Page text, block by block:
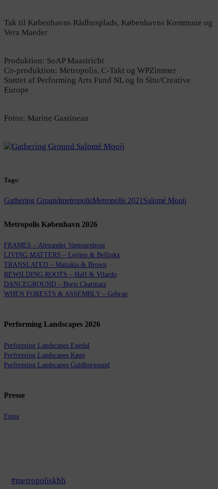
Tak til Københavns Rådhusplads, Københavns Kommune og
Vera Maeder
Produktion: SoAP Maastricht
Co-produktion: Metropolis, C-Takt og WPZimmer
Støttet af Performing Arts Fund NL og In Situ/Creative
Europe
Fotos: Marine Gastineau
Tags:
Gathering GroundmetropolisMetropolis 2021 Salomé Mooij
Metropolis København 2026
FRAMES – Alexander Vantournhout
LIVING MATTERS – Leijten & Bellinkx
TRANSLATED – Matiakis & Brown
REWILDING ROOTS – Haff & Vilardo
DANCEGROUND – Boris Charmatz
WHEN FORESTS & ASSEMBLY – Gebran
Performing Landscapes 2026
Performing Landscapes Egedal
Performing Landscapes Køge
Performing Landscapes Guldborgsund
Presse
Fotos
#metropoliskbh